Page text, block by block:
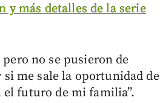
y más detalles de la serie
no se pusieron de
me sale la oportunidad de
futuro de mi familia”.